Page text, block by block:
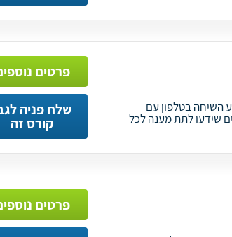
השיחה בטלפון עם
שידעו לתת מענה לכל
פרטים
שלח פניה
קורס זה
פרטים